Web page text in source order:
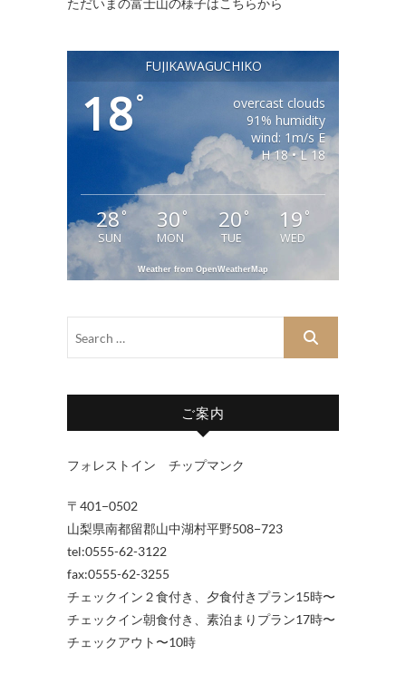
ただいまの富士山の様子はこちらから
FUJIKAWAGUCHIKO
18°
overcast clouds
91% humidity
wind: 1m/s E
H 18 • L 18
28 °
SUN
30 °
MON
20°
TUE
19 °
WED
Weather from OpenWeatherMap
ご案内
フォレストイン チップマンク
〒401−0502
山梨県南都留郡山中湖村平野508−723
tel:0555-62-3122
fax:0555-62-3255
チェックイン２食付き、夕食付きプラン15時〜
チェックイン朝食付き、素泊まりプラン17時〜
チェックアウト〜10時